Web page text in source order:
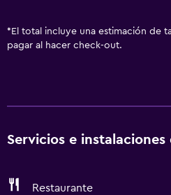
* El total incluye una estimación de
pagar al hacer check-out.
Servicios e instalaciones
Restaurante